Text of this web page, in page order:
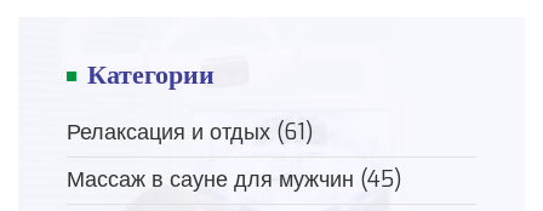
Категории
Релаксация и отдых (61)
Массаж в сауне для мужчин (45)